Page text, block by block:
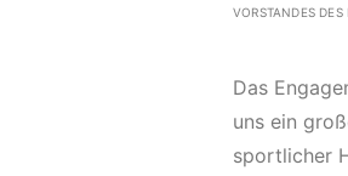
VORSTANDES DES
Das
uns ein
sportlicher